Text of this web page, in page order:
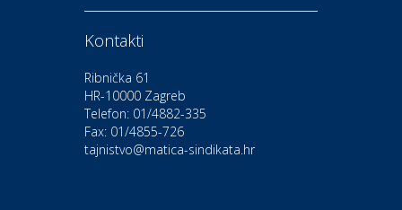
Moda i ljepota
Gastro
Hotel Bunčić Vrbovec
Kontakti
Ribnička 61
HR-10000 Zagreb
Telefon: 01/4882-335
Fax: 01/4855-726
tajnistvo@matica-sindikata.hr